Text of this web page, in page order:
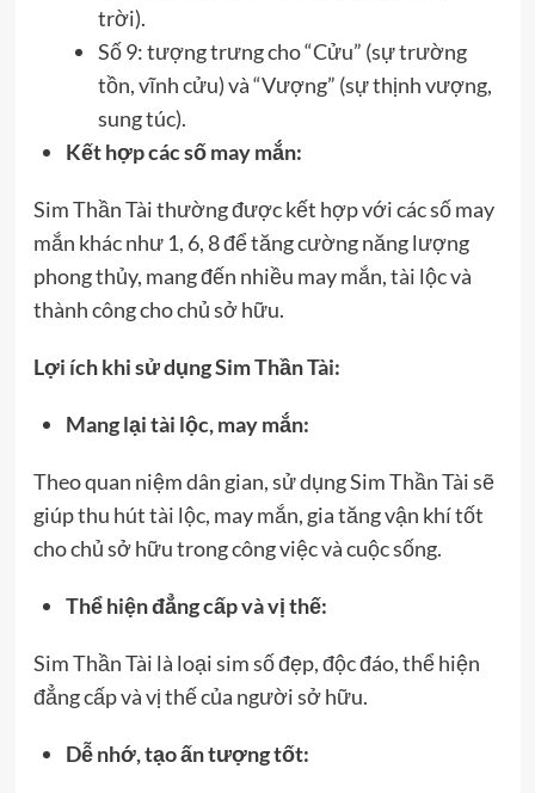
trời).
Số 9: tượng trưng cho “Cửu” (sự trường
tồn, vĩnh cửu) và “Vượng” (sự thịnh vượng,
sung túc).
Kết hợp các số may mắn:
Sim Thần Tài thường được kết hợp với các số may
mắn khác như 1, 6, 8 để tăng cường năng lượng
phong thủy, mang đến nhiều may mắn, tài lộc và
thành công cho chủ sở hữu.
Lợi ích khi sử dụng Sim Thần Tài:
Mang lại tài lộc, may mắn:
Theo quan niệm dân gian, sử dụng Sim Thần Tài sẽ
giúp thu hút tài lộc, may mắn, gia tăng vận khí tốt
cho chủ sở hữu trong công việc và cuộc sống.
Thể hiện đẳng cấp và vị thế:
Sim Thần Tài là loại sim số đẹp, độc đáo, thể hiện
đẳng cấp và vị thế của người sở hữu.
Dễ nhớ, tạo ấn tượng tốt: